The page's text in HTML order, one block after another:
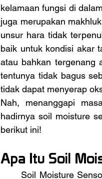
kelamaan fungsi di
juga merupakan
unsur hara tidak
baik untuk kondisi akar
atau bahkan tergenang
tentunya tidak bagus
tidak dapat menyerap
Nah, menanggapi
hadirnya soil moisture
berikut ini!
Apa Itu Soil